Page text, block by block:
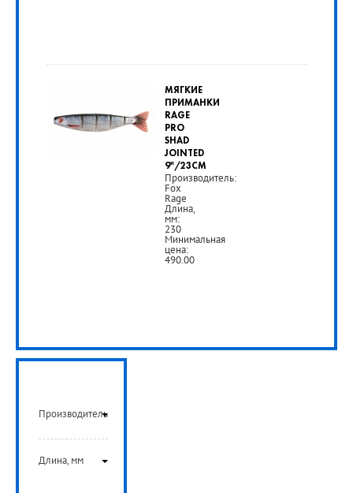
350
руб.
РУБ
МЯГКИЕ
ПРИМАНКИ
RAGE
PRO
SHAD
JOINTED
9"/23CM
Производитель:
Fox
Rage
Длина,
мм:
230
Минимальная
цена:
490.00
Производитель
Длина, мм